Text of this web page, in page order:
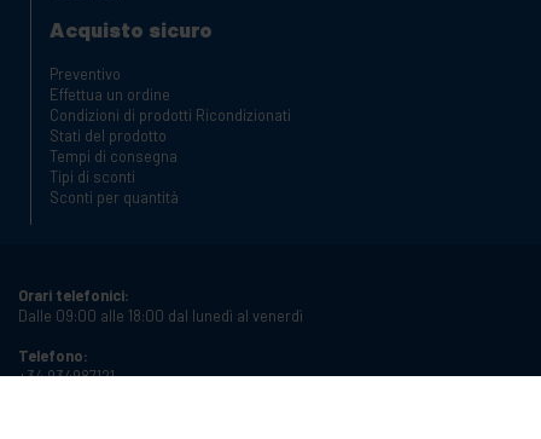
Acquisto sicuro
Preventivo
Effettua un ordine
Condizioni di prodotti Ricondizionati
Stati del prodotto
Tempi di consegna
Tipi di sconti
Sconti per quantità
Orari telefonici:
Dalle 09:00 alle 18:00 dal lunedì al venerdì
Telefono:
+34 934987121